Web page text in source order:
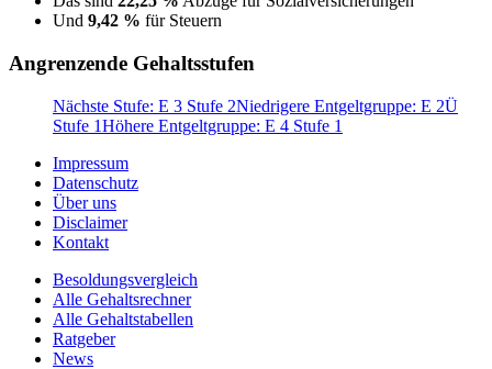
Und 9,42 % für Steuern
Angrenzende Gehaltsstufen
Nächste Stufe: E 3 Stufe 2Niedrigere Entgeltgruppe: E 2Ü
Stufe 1Höhere Entgeltgruppe: E 4 Stufe 1
Impressum
Datenschutz
Über uns
Disclaimer
Kontakt
Besoldungsvergleich
Alle Gehaltsrechner
Alle Gehaltstabellen
Ratgeber
News